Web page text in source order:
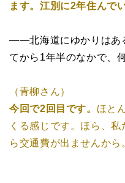
ます。江別に2年住んで
――北海道にゆかりはあ
てから1年半のなかで、
（青柳さん）
今回で2回目です。 ほと
くる感じです。ほら、
ら交通費が出ませんから